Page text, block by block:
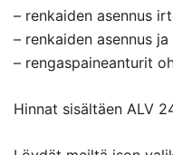
– renkaiden asennus
– renkaiden asennus
– rengaspaineanturit
Hinnat sisältäen ALV